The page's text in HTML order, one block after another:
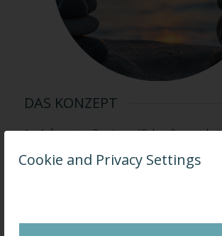
Cookie and Privacy Settings
DAS KONZEPT
Am Anfang einer Beratungs-/
deiner Symptomatiken. Den Fokus auf das
Körper braucht, um die Symptome zu